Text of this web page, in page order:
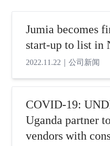
Jumia becomes
start-up to list in
2022.11.22 公司新闻
COVID-19:
Uganda partner
vendors with